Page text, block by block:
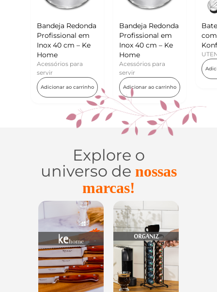
Bandeja Redonda
Profissional em
Inox 40 cm – Ke
Home
Acessórios para
servir
Adicionar ao carrinho
Batedor de Ovos
com Raspador –
Konfektt
UTENSÍLIOS
Adicionar ao carrinho
Explore o
universo de nossas
marcas!
Lar
Casa e
Organização
Utilidades de